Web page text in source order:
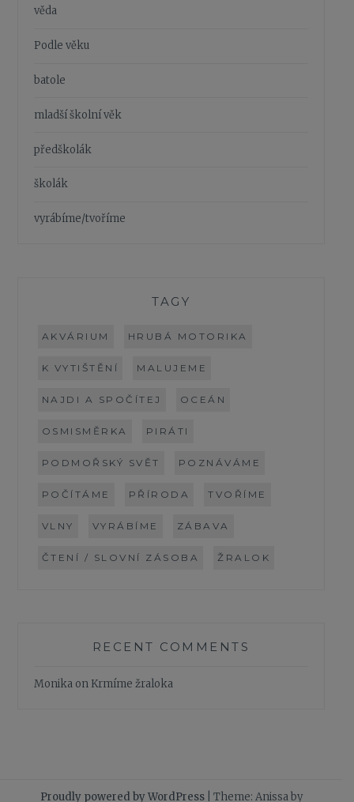
věda
Podle věku
batole
mladší školní věk
předškolák
školák
vyrábíme/tvoříme
TAGY
AKVÁRIUM HRUBÁ MOTORIKA
K VYTIŠTĚNÍ MALUJEME
NAJDI A SPOČÍTEJ OCEÁN
OSMISMĚRKA PIRÁTI
PODMOŘSKÝ SVĚT POZNÁVÁME
POČÍTÁME PŘÍRODA TVOŘÍME
VLNY VYRÁBÍME ZÁBAVA
ČTENÍ / SLOVNÍ ZÁSOBA ŽRALOK
RECENT COMMENTS
Monikaon Krmíme žraloka
Proudly powered by WordPress Theme: Anissa by